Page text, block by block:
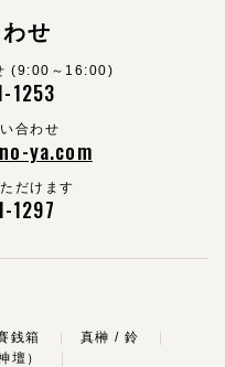
せ
(9:00～16:00)
1253
合わせ
ya.com
だけます
1297
銭箱
真榊 / 鈴
壇）